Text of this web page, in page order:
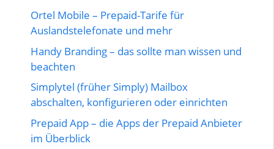
Ortel Mobile – Prepaid-Tarife für
Auslandstelefonate und mehr
Handy Branding – das sollte man wissen und
beachten
Simplytel (früher Simply) Mailbox
abschalten, konfigurieren oder einrichten
Prepaid App – die Apps der Prepaid Anbieter
im Überblick